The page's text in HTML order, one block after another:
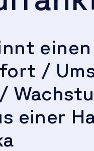
/
einer